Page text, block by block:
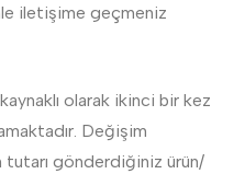
iletişime geçmeniz
olarak ikinci bir kez
Değişim
gönderdiğiniz ürün/